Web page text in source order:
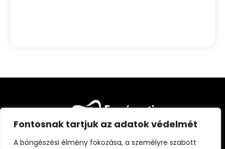
Fontosnak tartjuk az adatok védelmét
A böngészési élmény fokozása, a személyre szabott